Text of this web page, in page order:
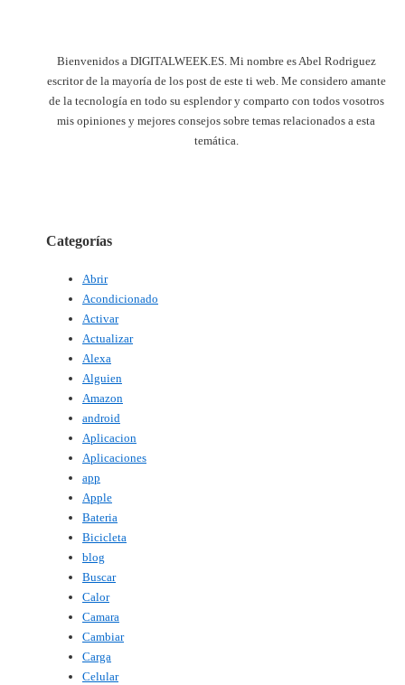
Bienvenidos a DIGITALWEEK.ES. Mi nombre es Abel Rodriguez
escritor de la mayoría de los post de este ti web. Me considero amante
de la tecnología en todo su esplendor y comparto con todos vosotros
mis opiniones y mejores consejos sobre temas relacionados a esta
temática.
Categorías
Abrir
Acondicionado
Activar
Actualizar
Alexa
Alguien
Amazon
android
Aplicacion
Aplicaciones
app
Apple
Bateria
Bicicleta
blog
Buscar
Calor
Camara
Cambiar
Carga
Celular